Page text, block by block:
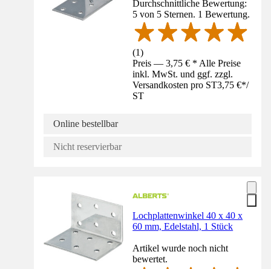
Durchschnittliche Bewertung:
5 von 5 Sternen. 1 Bewertung.
(1)
Preis — 3,75 € * Alle Preise
inkl. MwSt. und ggf. zzgl.
Versandkosten pro ST3,75 €*/
ST
Online bestellbar
Nicht reservierbar
Lochplattenwinkel 40 x 40 x
60 mm, Edelstahl, 1 Stück
Artikel wurde noch nicht
bewertet.